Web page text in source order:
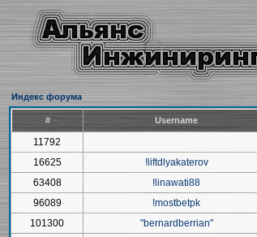
Индекс форума
# Username
11792
16625
!liftdlyakaterov
63408
!linawati88
96089
!mostbetpk
101300
"bernardberrian"